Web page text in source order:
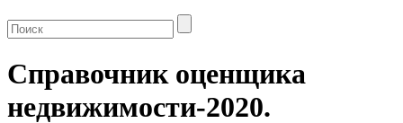
Справочник оценщика
недвижимости-2020.